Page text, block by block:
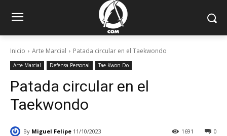
Inicio Arte Marcial Patada circular en el Taekwondo
Arte Marcial Defensa Personal Tae Kwon Do
Patada circular en el
Taekwondo
By Miguel Felipe 11/10/2023 0
1691